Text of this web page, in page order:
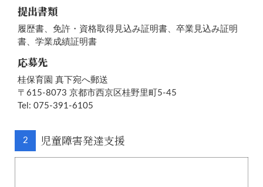
提出書類
履歴書、免許・資格取得見込み証明書、卒業見込み証明
書、学業成績証明書
応募先
桂保育園 真下宛へ郵送
〒615-8073 京都市西京区桂野里町5-45
Tel: 075-391-6105
2 児童障害発達支援